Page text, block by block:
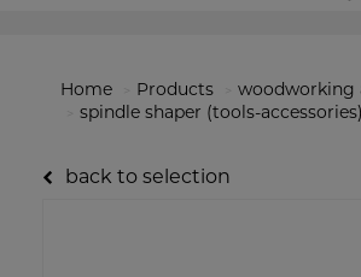
Home Products
woodworking
spindle shaper (tools-accessories)
back to selection